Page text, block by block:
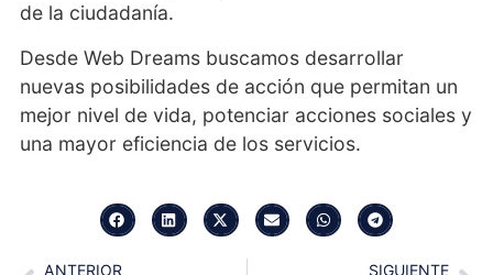
de la ciudadanía.
Desde Web Dreams buscamos desarrollar
nuevas posibilidades de acción que permitan un
mejor nivel de vida, potenciar acciones sociales y
una mayor eficiencia de los servicios.
ANTERIOR SIGUIENTE